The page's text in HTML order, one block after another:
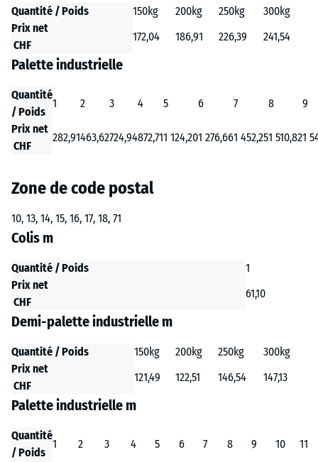
Quantité / Poids 150kg 200kg 250kg
300kg
Prix net
CHF
172,04 186,91 226,39 241,54
Palette industrielle
Quantité
/ Poids
1 2 3 4 5 6 7 8
9
Prix net
CHF
282,91463,62724,94872,711 124,201 276,661 452,251 510,821
Zone de code postal
10, 13, 14, 15, 16, 17, 18, 71
Colis m
Quantité / Poids
1
Prix net
CHF
61,10
Demi-palette industrielle m
Quantité / Poids 150kg 200kg 250kg
300kg
Prix net
CHF
121,49 122,51 146,54 147,13
Palette industrielle m
Quantité
/ Poids
1 2 3 4 5 6 7 8 9 10
11